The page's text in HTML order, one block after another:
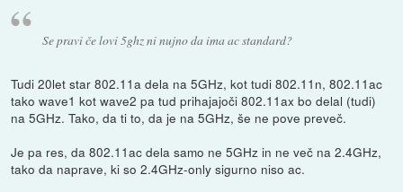
Se pravi če lovi 5ghz ni nujno da ima ac standard?
Tudi 20let star 802.11a dela na 5GHz, kot tudi 802.11n, 802.11ac
tako wave1 kot wave2 pa tud prihajajoči 802.11ax bo delal (tudi)
na 5GHz. Tako, da ti to, da je na 5GHz, še ne pove preveč.
Je pa res, da 802.11ac dela samo ne 5GHz in ne več na 2.4GHz,
tako da naprave, ki so 2.4GHz-only sigurno niso ac.